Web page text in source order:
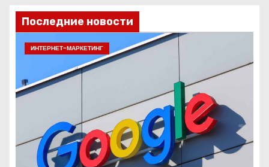
Последние новости
ИНТЕРНЕТ-МАРКЕТИНГ